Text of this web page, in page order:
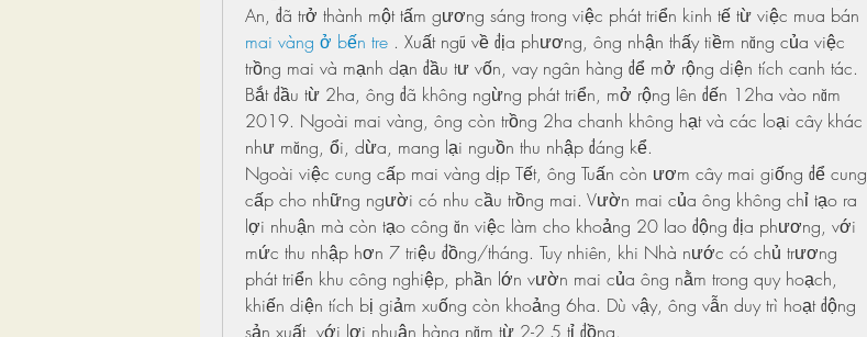
mai vàng ở bến tre . Xuất ngũ về địa phương, ông nhận thấy tiềm năng của việc
trồng mai và mạnh dạn đầu tư vốn, vay ngân hàng để mở rộng diện tích canh tác.
Bắt đầu từ 2ha, ông đã không ngừng phát triển, mở rộng lên đến 12ha vào năm
2019. Ngoài mai vàng, ông còn trồng 2ha chanh không hạt và các loại cây khác
như măng, ổi, dừa, mang lại nguồn thu nhập đáng kể.
Ngoài việc cung cấp mai vàng dịp Tết, ông Tuấn còn ươm cây mai giống để cung
cấp cho những người có nhu cầu trồng mai. Vườn mai của ông không chỉ tạo ra
lợi nhuận mà còn tạo công ăn việc làm cho khoảng 20 lao động địa phương, với
mức thu nhập hơn 7 triệu đồng/tháng. Tuy nhiên, khi Nhà nước có chủ trương
phát triển khu công nghiệp, phần lớn vườn mai của ông nằm trong quy hoạch,
khiến diện tích bị giảm xuống còn khoảng 6ha. Dù vậy, ông vẫn duy trì hoạt động
sản xuất, với lợi nhuận hàng năm từ 2-2,5 tỉ đồng.